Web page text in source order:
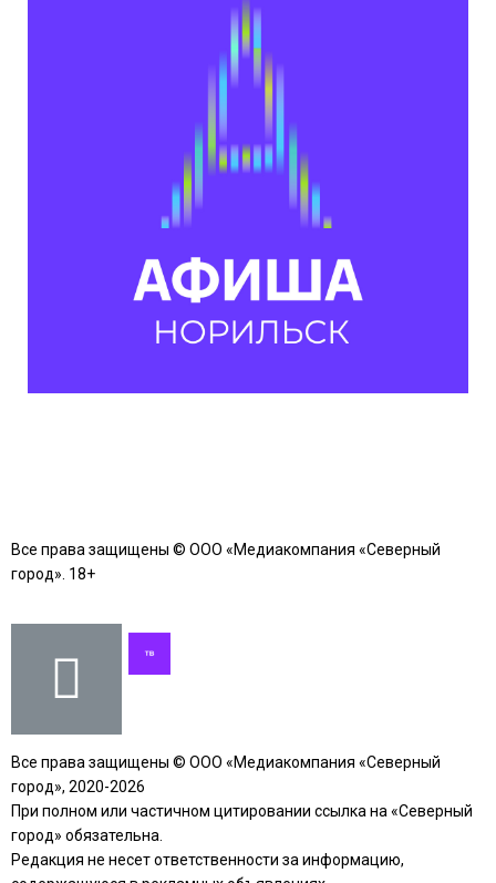
Все права защищены © ООО «Медиакомпания «Северный
город». 18+
Все права защищены © ООО «Медиакомпания «Северный
город», 2020-2026
При полном или частичном цитировании ссылка на «Северный
город» обязательна.
Редакция не несет ответственности за информацию,